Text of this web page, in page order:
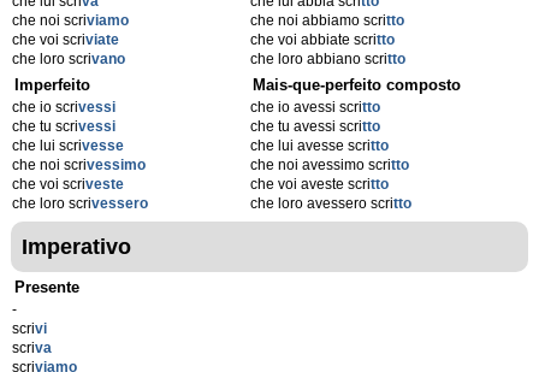
che noi scriviamo
che voi scriviate
che loro scrivano
che noi abbiamo scritto
che voi abbiate scritto
che loro abbiano scritto
Imperfeito
che io scrivessi
che tu scrivessi
che lui scrivesse
che noi scrivessimo
che voi scriveste
che loro scrivessero
Mais-que-perfeito composto
che io avessi scritto
che tu avessi scritto
che lui avesse scritto
che noi avessimo scritto
che voi aveste scritto
che loro avessero scritto
Imperativo
Presente
-
scrivi
scriva
scriviamo